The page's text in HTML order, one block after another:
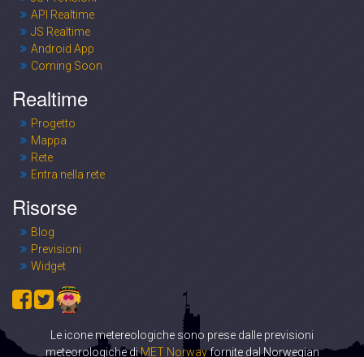
API Realtime
JS Realtime
Android App
Coming Soon
Realtime
Progetto
Mappa
Rete
Entra nella rete
Risorse
Blog
Previsioni
Widget
Le icone metereologiche sono prese dalle previsioni
meteorologiche diMET Norwayfornite dal Norwegian